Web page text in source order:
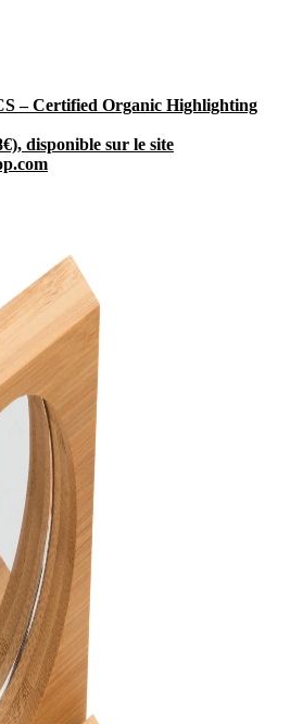
– Certified Organic Highlighting
disponible sur le site